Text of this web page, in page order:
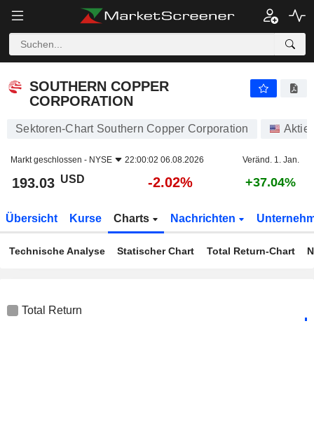
SOUTHERN COPPER
CORPORATION
Sektoren-Chart Southern Copper Corporation
Markt geschlossen - NYSE 22:00:02 06.08.2026 Veränd. 1. Jan.
193.03 USD -2.02% +37.04%
Übersicht Kurse Charts Nachrichten
Technische Analyse Statischer Chart Total Return-Chart
Total Return